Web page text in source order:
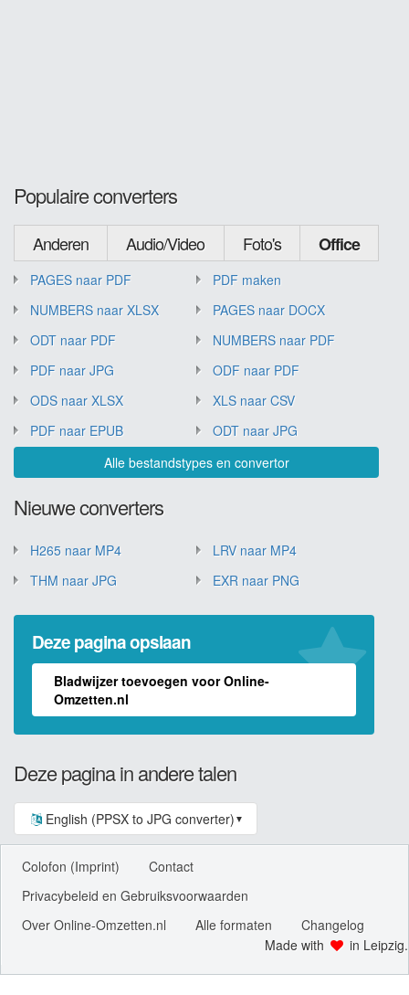
Populaire converters
Anderen Audio/Video Foto's Office
PAGES naar PDF
PDF maken
NUMBERS naar XLSX
PAGES naar DOCX
ODT naar PDF
NUMBERS naar PDF
PDF naar JPG
ODF naar PDF
ODS naar XLSX
XLS naar CSV
PDF naar EPUB
ODT naar JPG
Alle bestandstypes en convertor
Nieuwe converters
H265 naar MP4
LRV naar MP4
THM naar JPG
EXR naar PNG
Deze pagina opslaan
Bladwijzer toevoegen voor Online-
Omzetten.nl
Deze pagina in andere talen
English (PPSX to JPG converter) ▼
Colofon (Imprint)
Contact
Privacybeleid en Gebruiksvoorwaarden
Over Online-Omzetten.nl
Alle formaten
Changelog
Made with
in Leipzig.